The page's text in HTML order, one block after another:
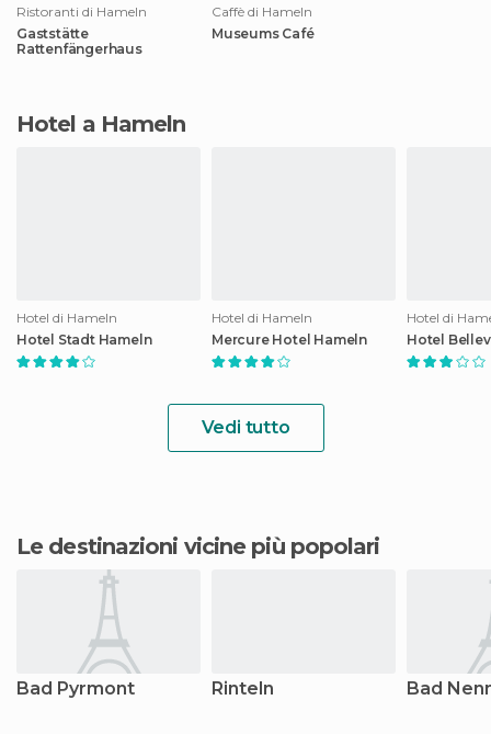
Ristoranti di Hameln
Gaststätte
Rattenfängerhaus
Caffè di Hameln
Museums Café
Hotel a Hameln
Hotel di Hameln
Hotel Stadt Hameln
Hotel di Hameln
Mercure Hotel Hameln
Hotel di
Hotel
Vedi tutto
Le destinazioni vicine più popolari
Bad Pyrmont Rinteln Bad